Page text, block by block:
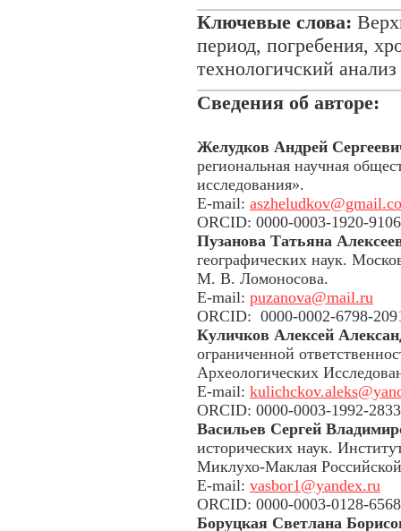
Ключевые слова:
период, погребения,
технологичский
Сведения об авторе:
Желудков Андрей
региональная научная
исследования».
E-mail:
ORCID: 0000-0003-1920-9106
Пузанова Татьяна
географических наук.
М. В. Ломоносова.
E-mail: puzanova@mail.ru
ORCID: 0000-0002-6798-
Куличков Алексей
ограниченной
Археологических
E-mail:
ORCID: 0000-0003-1992-2833
Васильев Сергей
исторических наук.
Миклухо-Маклая
E-mail: vasbor1@yandex.ru
ORCID: 0000-0003-0128-6568
Боруцкая Светлана